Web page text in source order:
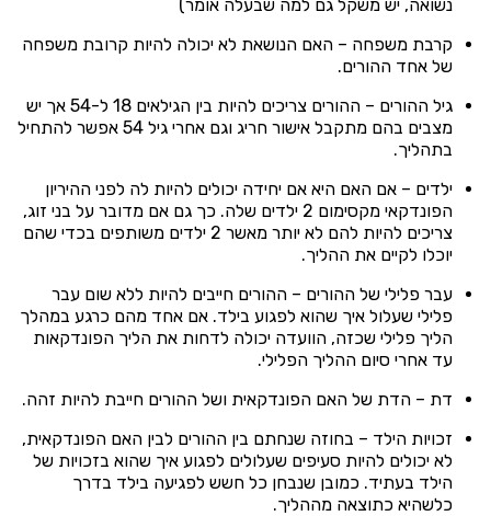
נשואה, יש משקל גם למה שבעלה אומר)
קרבת משפחה – האם הנושאת לא יכולה להיות קרובת משפחה
של אחד ההורים.
גיל ההורים – ההורים צריכים להיות בין הגילאים 18 ל-54 אך יש
מצבים בהם מתקבל אישור חריג וגם אחרי גיל 54 אפשר להתחיל
בתהליך.
ילדים – אם האם היא אם יחידה יכולים להיות לה לפני ההיריון
הפונדקאי מקסימום 2 ילדים שלה. כך גם אם מדובר על בני זוג,
צריכים להיות להם לא יותר מאשר 2 ילדים משותפים בכדי שהם
יוכלו לקיים את ההליך.
עבר פלילי של ההורים – ההורים חייבים להיות ללא שום עבר
פלילי שעלול איך שהוא לפגוע בילד. אם אחד מהם כרגע במהלך
הליך פלילי שכזה, הוועדה יכולה לדחות את הליך הפונדקאות
עד אחרי סיום ההליך הפלילי.
דת – הדת של האם הפונדקאית ושל ההורים חייבת להיות זהה.
זכויות הילד – בחוזה שנחתם בין ההורים לבין האם הפונדקאית,
לא יכולים להיות סעיפים שעלולים לפגוע איך שהוא בזכויות של
הילד בעתיד. כמובן שנבחן כל חשש לפגיעה בילד בדרך
כלשהיא כתוצאה מההליך.